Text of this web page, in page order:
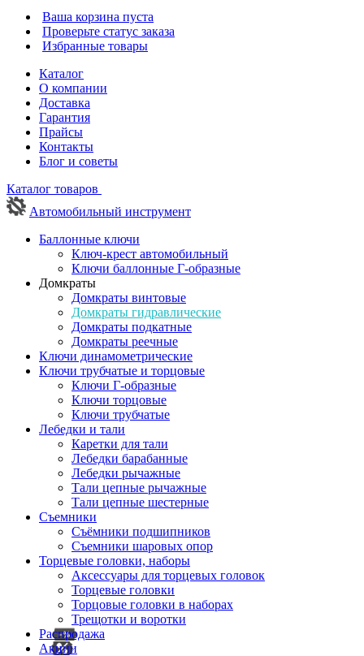
Ваша корзина пуста
Проверьте статус заказа
Избранные товары
Каталог
О компании
Доставка
Гарантия
Прайсы
Контакты
Блог и советы
Каталог товаров
Автомобильный инструмент
Баллонные ключи
Ключ-крест автомобильный
Ключи баллонные Г-образные
Домкраты
Домкраты винтовые
Домкраты гидравлические
Домкраты подкатные
Домкраты реечные
Ключи динамометрические
Ключи трубчатые и торцовые
Ключи Г-образные
Ключи торцовые
Ключи трубчатые
Лебедки и тали
Каретки для тали
Лебедки барабанные
Лебедки рычажные
Тали цепные рычажные
Тали цепные шестерные
Съемники
Съёмники подшипников
Съемники шаровых опор
Торцевые головки, наборы
Аксессуары для торцевых головок
Торцевые головки
Торцовые головки в наборах
Трещотки и воротки
Распродажа
Акции